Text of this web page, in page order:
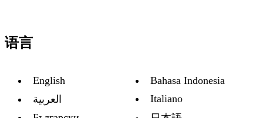
语言
English
العربية
Bahasa Indonesia
Italiano